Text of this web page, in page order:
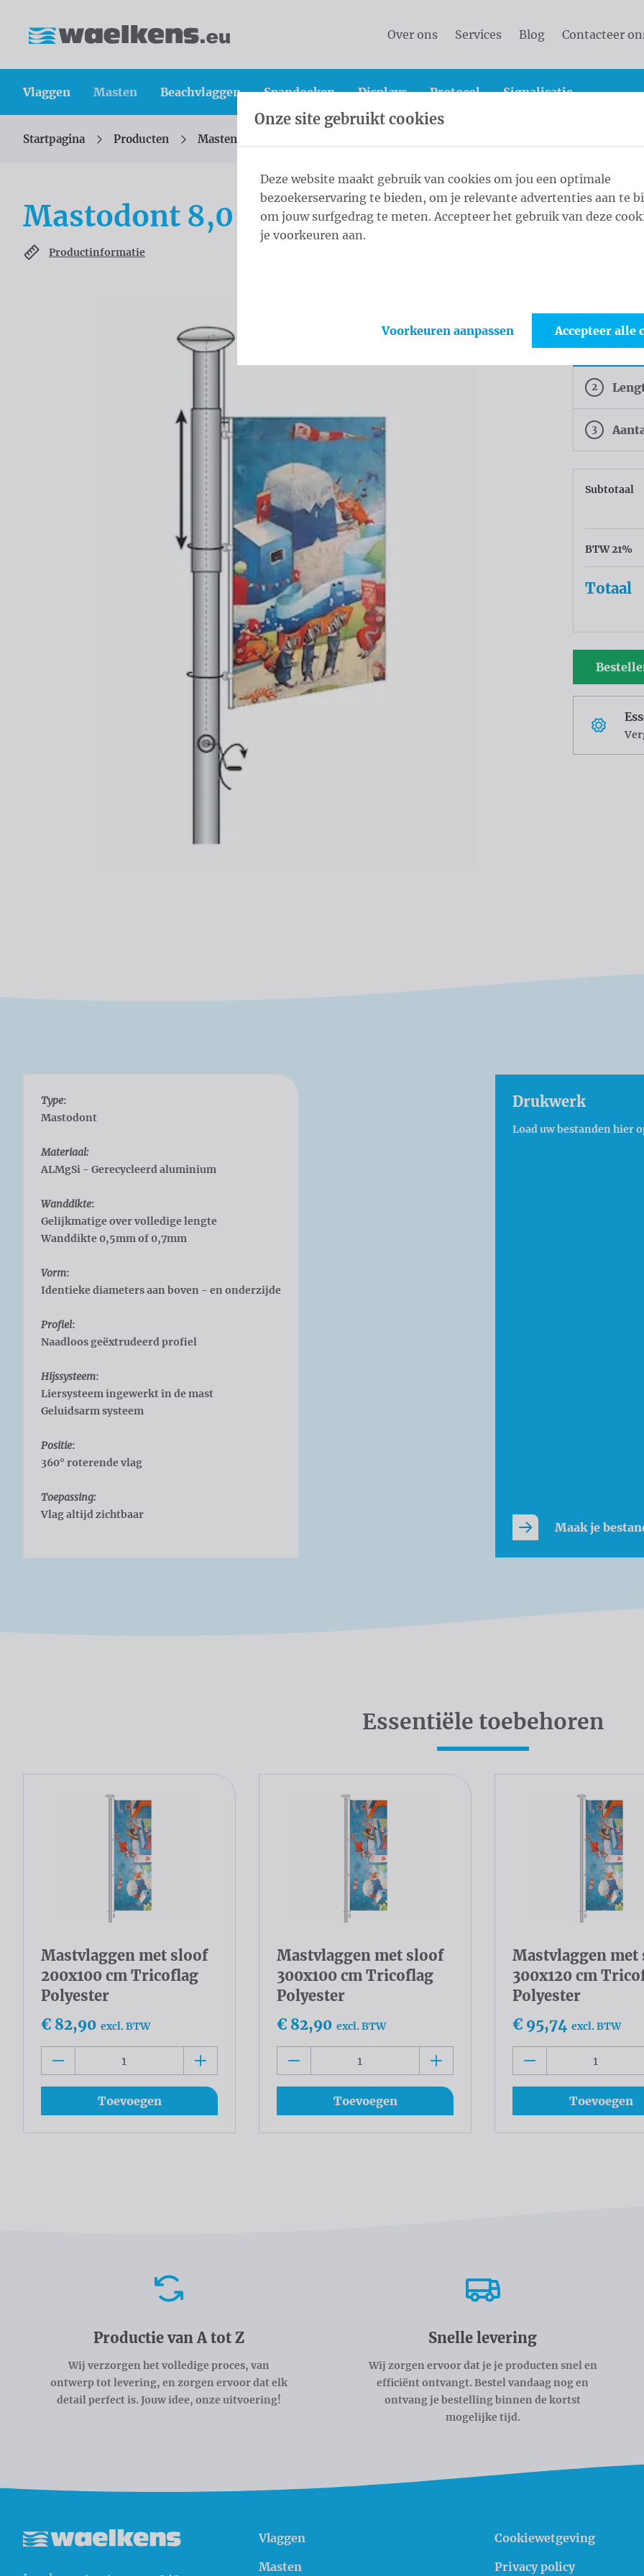
Over ons Services Blog Contacteer
Vlaggen Masten Beachvlaggen Spandoeken Displays Protocol Signalisatie
U bevindt zich hier:
Startpagina Producten Masten
Mastodont 8,0 m - ⌀ 100/4 White
Productinformatie
1
2
3
Subtotaal
BTW 21%
Totaal
Type:
Mastodont
Materiaal:
ALMgSi - Gerecycleerd aluminium
Wanddikte:
Gelijkmatige over volledige lengte
Wanddikte 0,5mm of 0,7mm
Vorm:
Identieke diameters aan boven - en onderzijde
Profiel:
Naadloos geëxtrudeerd profiel
Hijssysteem:
Liersysteem ingewerkt in de mast
Geluidsarm systeem
Positie:
360° roterende vlag
Toepassing:
Vlag altijd zichtbaar
Drukwerk
Load uw bestanden hier
Maak je
Essentiële toebehoren
Mastvlaggen met sloof
200x100 cm Tricoflag
Polyester
€ 82,90 excl. BTW
Toevoegen
Mastvlaggen met sloof
300x100 cm Tricoflag
Polyester
€ 82,90 excl. BTW
Toevoegen
Mastvlaggen met
300x120 cm
Polyester
€ 95,74 excl. BTW
Toevoegen
Productie van A tot Z
Wij verzorgen het volledige proces, van
ontwerp tot levering, en zorgen ervoor dat elk
detail perfect is. Jouw idee, onze uitvoering!
Snelle levering
Wij zorgen ervoor dat je je producten snel en
efficiënt ontvangt. Bestel vandaag nog en
ontvang je bestelling binnen de kortst
mogelijke tijd.
Vlaggen
Masten
Cookiewetgeving
Privacy policy
Onze site gebruikt cookies
Deze website maakt gebruik van cookies om jou een optimale
bezoekerservaring te bieden, om je relevante advertenties aan te
om jouw surfgedrag te meten. Accepteer het gebruik van deze
je voorkeuren aan.
Voorkeuren aanpassen Accepteer alle